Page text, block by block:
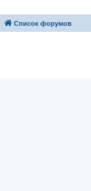
Список форумов